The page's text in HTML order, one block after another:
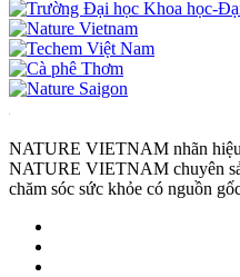
NATURE VIETNAM nhãn
NATURE VIETNAM chuyên
chăm sóc sức khỏe có nguồn